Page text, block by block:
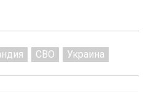
СВО Украина